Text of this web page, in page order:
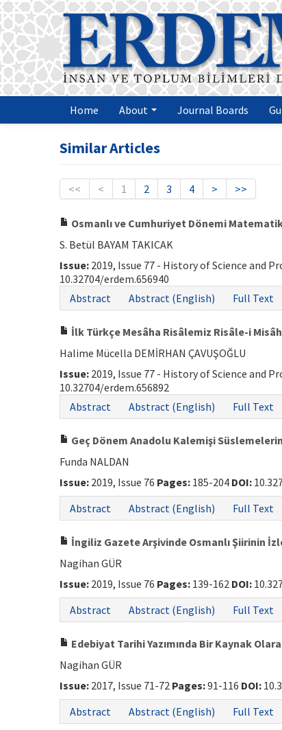
Home About Journal Boards
Similar Articles
<< < 1 2 3 4 > >>
Osmanlı ve Cumhuriyet Dönemi
S. Betül BAYAM TAKICAK
Issue: 2019, Issue 77 - History of Science and
10.32704/erdem.656940
Abstract Abstract (English) Full Text
İlk Türkçe Mesâha Risâlemiz Risâle-i
Halime Mücella DEMİRHAN ÇAVUŞOĞLU
Issue: 2019, Issue 77 - History of Science and
10.32704/erdem.656892
Abstract Abstract (English) Full Text
Geç Dönem Anadolu Kalemişi
Funda NALDAN
Issue: 2019, Issue 76 Pages: 185-204 DOI:
Abstract
Abstract (English) Full Text
İngiliz Gazete Arşivinde Osmanlı Şiirinin
Nagihan GÜR
Issue: 2019, Issue 76 Pages: 139-162 DOI:
Abstract
Abstract (English) Full Text
Edebiyat Tarihi Yazımında Bir Kaynak
Nagihan GÜR
Issue: 2017, Issue 71-72 Pages:91-116 DOI:
Abstract
Abstract (English) Full Text